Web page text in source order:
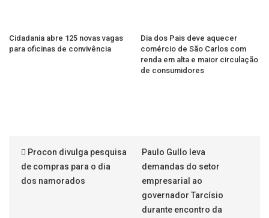
Cidadania abre 125 novas vagas
para oficinas de convivência
Dia dos Pais deve aquecer
comércio de São Carlos com
renda em alta e maior circulação
de consumidores
Procon divulga pesquisa
de compras para o dia
dos namorados
Paulo Gullo leva
demandas do setor
empresarial ao
governador Tarcísio
durante encontro da